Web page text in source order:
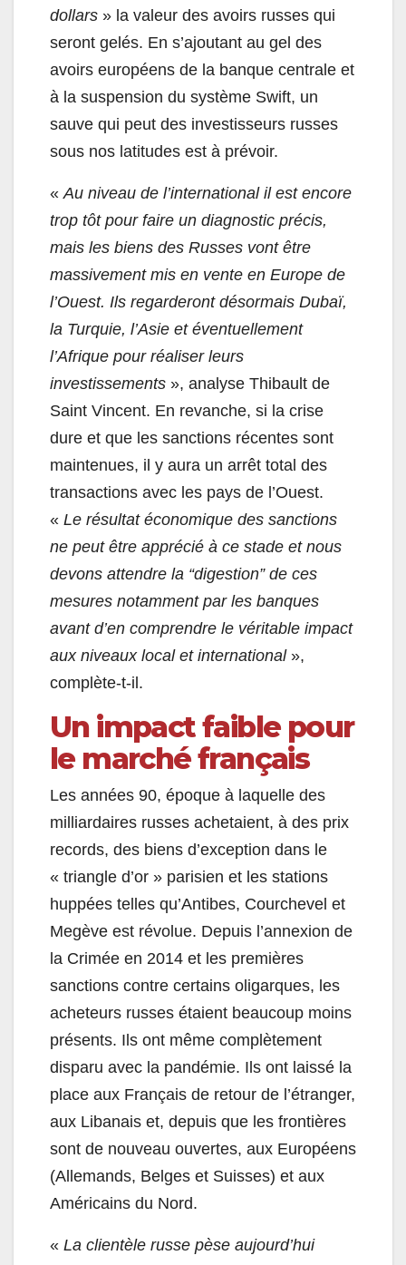
dollars » la valeur des avoirs russes qui
seront gelés. En s’ajoutant au gel des
avoirs européens de la banque centrale et
à la suspension du système Swift, un
sauve qui peut des investisseurs russes
sous nos latitudes est à prévoir.
«Au niveau de l’international il est encore
trop tôt pour faire un diagnostic précis,
mais les biens des Russes vont être
massivement mis en vente en Europe de
l’Ouest. Ils regarderont désormais Dubaï,
la Turquie, l’Asie et éventuellement
l’Afrique pour réaliser leurs
investissements », analyse Thibault de
Saint Vincent. En revanche, si la crise
dure et que les sanctions récentes sont
maintenues, il y aura un arrêt total des
transactions avec les pays de l’Ouest.
« Le résultat économique des sanctions
ne peut être apprécié à ce stade et nous
devons attendre la “digestion” de ces
mesures notamment par les banques
avant d’en comprendre le véritable impact
aux niveaux local et international »,
complète-t-il.
Un impact faible pour
le marché français
Les années 90, époque à laquelle des
milliardaires russes achetaient, à des prix
records, des biens d’exception dans le
« triangle d’or » parisien et les stations
huppées telles qu’Antibes, Courchevel et
Megève est révolue. Depuis l’annexion de
la Crimée en 2014 et les premières
sanctions contre certains oligarques, les
acheteurs russes étaient beaucoup moins
présents. Ils ont même complètement
disparu avec la pandémie. Ils ont laissé la
place aux Français de retour de l’étranger,
aux Libanais et, depuis que les frontières
sont de nouveau ouvertes, aux Européens
(Allemands, Belges et Suisses) et aux
Américains du Nord.
« La clientèle russe pèse aujourd’hui